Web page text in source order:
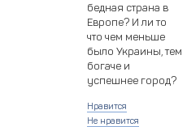
бедная страна в
Европе? И ли то
что чем меньше
было Украины, тем
богаче и
успешнее город?
Нравится
Не нравится